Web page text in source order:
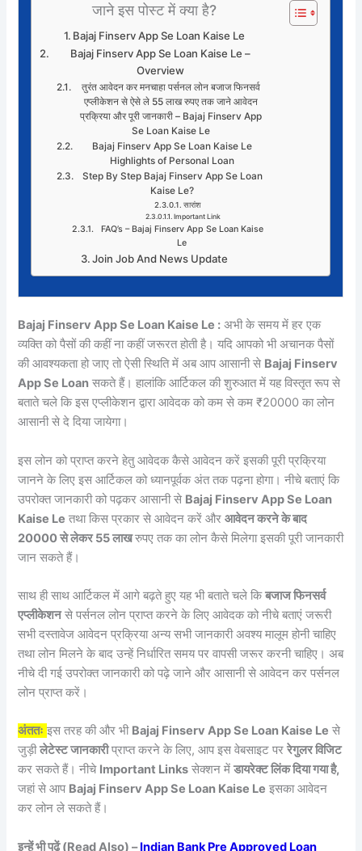
जाने इस पोस्ट में क्या है?
Bajaj Finserv App Se Loan Kaise Le
Bajaj Finserv App Se Loan Kaise Le –
Overview
तुरंत आवेदन कर मनचाहा पर्सनल लोन बजाज फिनसर्व
एप्लीकेशन से ऐसे ले 55 लाख रुपए तक जाने आवेदन
प्रक्रिया और पूरी जानकारी – Bajaj Finserv App
Se Loan Kaise Le
Bajaj Finserv App Se Loan Kaise Le
Highlights of Personal Loan
Step By Step Bajaj Finserv App Se Loan
Kaise Le?
सारांश
Important Link
FAQ’s – Bajaj Finserv App Se Loan Kaise
Le
Join Job And News Update
Bajaj Finserv App Se Loan Kaise Le : अभी के समय में हर एक
व्यक्ति को पैसों की कहीं ना कहीं जरूरत होती है। यदि आपको भी अचानक पैसों
की आवश्यकता हो जाए तो ऐसी स्थिति में अब आप आसानी से Bajaj Finserv
App Se Loan सकते हैं। हालांकि आर्टिकल की शुरुआत में यह विस्तृत रूप से
बताते चले कि इस एप्लीकेशन द्वारा आवेदक को कम से कम ₹20000 का लोन
आसानी से दे दिया जायेगा।
इस लोन को प्राप्त करने हेतु आवेदक कैसे आवेदन करें इसकी पूरी प्रक्रिया
जानने के लिए इस आर्टिकल को ध्यानपूर्वक अंत तक पढ़ना होगा। नीचे बताएं कि
उपरोक्त जानकारी को पढ़कर आसानी से Bajaj Finserv App Se Loan
Kaise Le तथा किस प्रकार से आवेदन करें औरआवेदन करने के बाद
20000 से लेकर 55 लाखरुपए तक का लोन कैसे मिलेगा इसकी पूरी जानकारी
जान सकते हैं।
साथ ही साथ आर्टिकल में आगे बढ़ते हुए यह भी बताते चले किबजाज फिनसर्व
एप्लीकेशनसे पर्सनल लोन प्राप्त करने के लिए आवेदक को नीचे बताएं जरूरी
सभी दस्तावेज आवेदन प्रक्रिया अन्य सभी जानकारी अवश्य मालूम होनी चाहिए
तथा लोन मिलने के बाद उन्हें निर्धारित समय पर वापसी जरूर करनी चाहिए। अब
नीचे दी गई उपरोक्त जानकारी को पढ़े जाने और आसानी से आवेदन कर पर्सनल
लोन प्राप्त करें।
अंततः इस तरह की और भी Bajaj Finserv App Se Loan Kaise Le से
जुड़ीलेटेस्ट जानकारीप्राप्त करने के लिए, आप इस वेबसाइट पररेगुलर विजिट
कर सकते हैं। नीचे Important Links सेक्शन मेंडायरेक्ट लिंक दिया गया है,
जहां से आप Bajaj Finserv App Se Loan Kaise Le इसका आवेदन
कर लोन ले सकते हैं।
इन्हें भी पढ़ें (Read Also) –Indian Bank Pre Approved Loan